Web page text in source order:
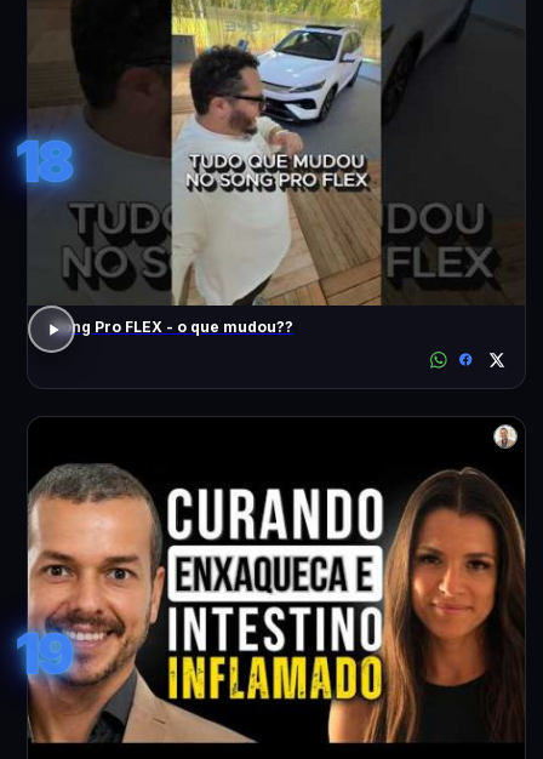
18
Song Pro FLEX - o que mudou??
19